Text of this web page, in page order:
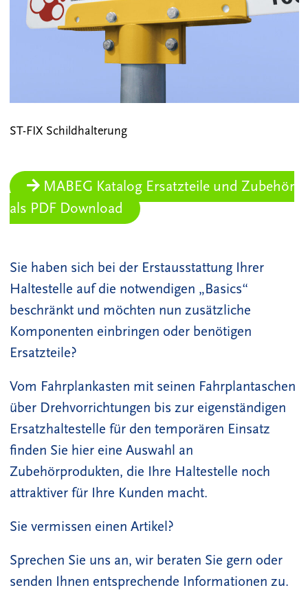
ST-FIX Schildhalterung
MABEG Katalog Ersatzteile und Zubehör
als PDF Download
Sie haben sich bei der Erstausstattung Ihrer
Haltestelle auf die notwendigen „Basics“
beschränkt und möchten nun zusätzliche
Komponenten einbringen oder benötigen
Ersatzteile?
Vom Fahrplankasten mit seinen Fahrplantaschen
über Drehvorrichtungen bis zur eigenständigen
Ersatzhaltestelle für den temporären Einsatz
finden Sie hier eine Auswahl an
Zubehörprodukten, die Ihre Haltestelle noch
attraktiver für Ihre Kunden macht.
Sie vermissen einen Artikel?
Sprechen Sie uns an, wir beraten Sie gern oder
senden Ihnen entsprechende Informationen zu.